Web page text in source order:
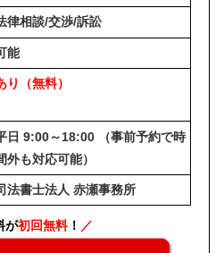
律相談/交渉/訴訟
能
り（無料）
日 9:00～18:00 （事前予約で時
外も対応可能）
法書士法人 赤瀬事務所
が初回無料！ ／